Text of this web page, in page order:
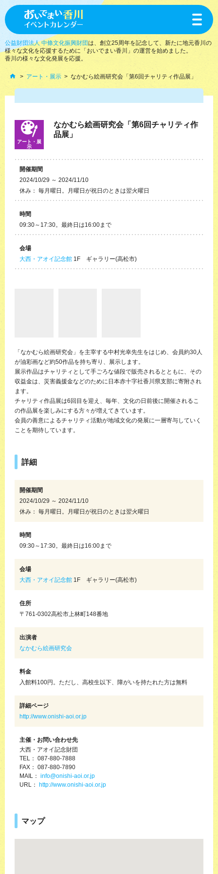
toggle
公益財団法人 中條文化振興財団は、創立25周年を記念して、新たに地元香川の
様々な文化を応援するために「おいでまい香川」の運営を始めました。
香川の様々な文化発展を応援。
アート・展示 なかむら絵画研究会「第6回チャリティ作品展」
アート・展
示
なかむら絵画研究会「第6回チャリティ作
品展」
開催期間
2024/10/29 ～ 2024/11/10
休み： 毎月曜日。月曜日が祝日のときは翌火曜日
時間
09:30～17:30。最終日は16:00まで
会場
大西・アオイ記念館 1F ギャラリー(高松市)
「なかむら絵画研究会」を主宰する中村光幸先生をはじめ、会員約30人
が油彩画など約50作品を持ち寄り、展示します。
展示作品はチャリティとして手ごろな値段で販売されるとともに、その
収益金は、災害義援金などのために日本赤十字社香川県支部に寄附され
ます。
チャリティ作品展は6回目を迎え、毎年、文化の日前後に開催されるこ
の作品展を楽しみにする方々が増えてきています。
会員の善意によるチャリティ活動が地域文化の発展に一層寄与していく
ことを期待しています。
詳細
開催期間
2024/10/29 ～ 2024/11/10
休み： 毎月曜日。月曜日が祝日のときは翌火曜日
時間
09:30～17:30。最終日は16:00まで
会場
大西・アオイ記念館 1F ギャラリー(高松市)
住所
〒761-0302高松市上林町148番地
出演者
なかむら絵画研究会
料金
入館料100円。ただし、高校生以下、障がいを持たれた方は無料
詳細ページ
http://www.onishi-aoi.or.jp
主催・お問い合わせ先
大西・アオイ記念財団
TEL： 087-880-7888
FAX： 087-880-7890
MAIL： info@onishi-aoi.or.jp
URL： http://www.onishi-aoi.or.jp
マップ